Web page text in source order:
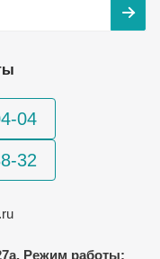
04
32
Режим работы: